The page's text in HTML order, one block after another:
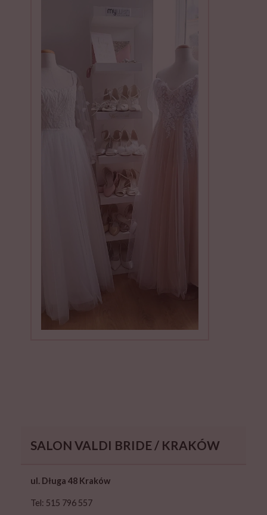
SALON VALDI BRIDE / KRAKÓW
ul. Długa 48 Kraków
Tel: 515 796 557